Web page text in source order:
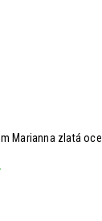
Marianna zlatá ocel